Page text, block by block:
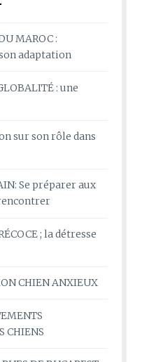
MAROC :
adaptation
: une
sur son rôle dans
Se préparer aux
; la détresse
CHIEN ANXIEUX
CHIENS